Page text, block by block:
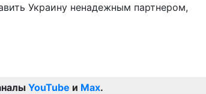
Украину ненадежным партнером,
YouTube и Max.